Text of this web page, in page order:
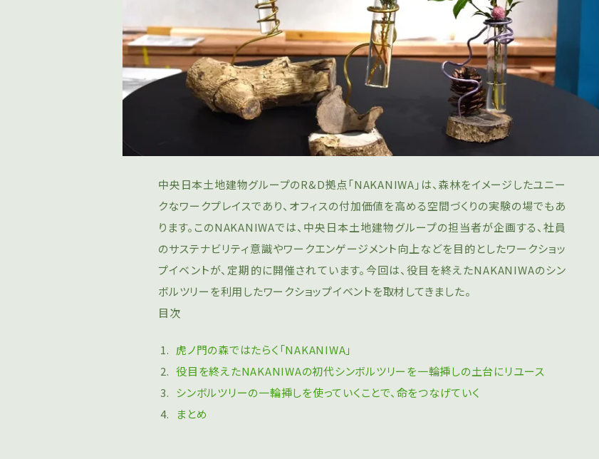
中央⽇本⼟地建物グループのR&D拠点「NAKANIWA」は、森林をイメージしたユニー
クなワークプレイスであり、オフィスの付加価値を高める空間づくりの実験の場でもあ
ります。このNAKANIWAでは、中央日本土地建物グループの担当者が企画する、社員
のサステナビリティ意識やワークエンゲージメント向上などを目的としたワークショッ
プイベントが、定期的に開催されています。今回は、役目を終えたNAKANIWAのシン
ボルツリーを利用したワークショップイベントを取材してきました。
目次
虎ノ門の森ではたらく「NAKANIWA」
役目を終えたNAKANIWAの初代シンボルツリーを一輪挿しの土台にリユース
シンボルツリーの一輪挿しを使っていくことで、命をつなげていく
まとめ